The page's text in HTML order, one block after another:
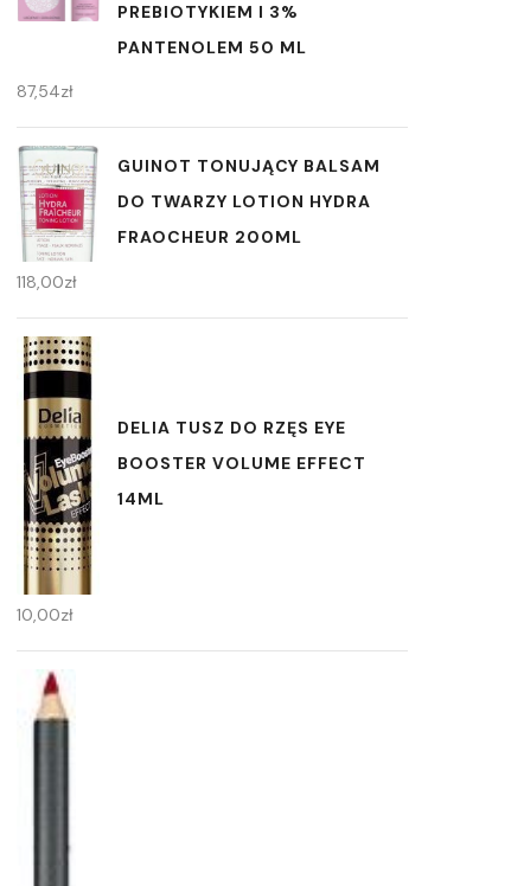
PREBIOTYKIEM I 3%
PANTENOLEM 50 ML
87,54zł
GUINOT TONUJĄCY BALSAM
DO TWARZY LOTION HYDRA
FRAOCHEUR 200ML
118,00zł
DELIA TUSZ DO RZĘS EYE
BOOSTER VOLUME EFFECT
14ML
10,00zł